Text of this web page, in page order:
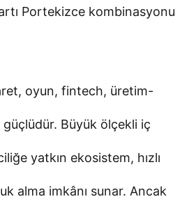
Portekizce kombinasyonu
oyun, fintech, üretim-
Büyük ölçekli iç
yatkın ekosistem, hızlı
alma imkânı sunar. Ancak